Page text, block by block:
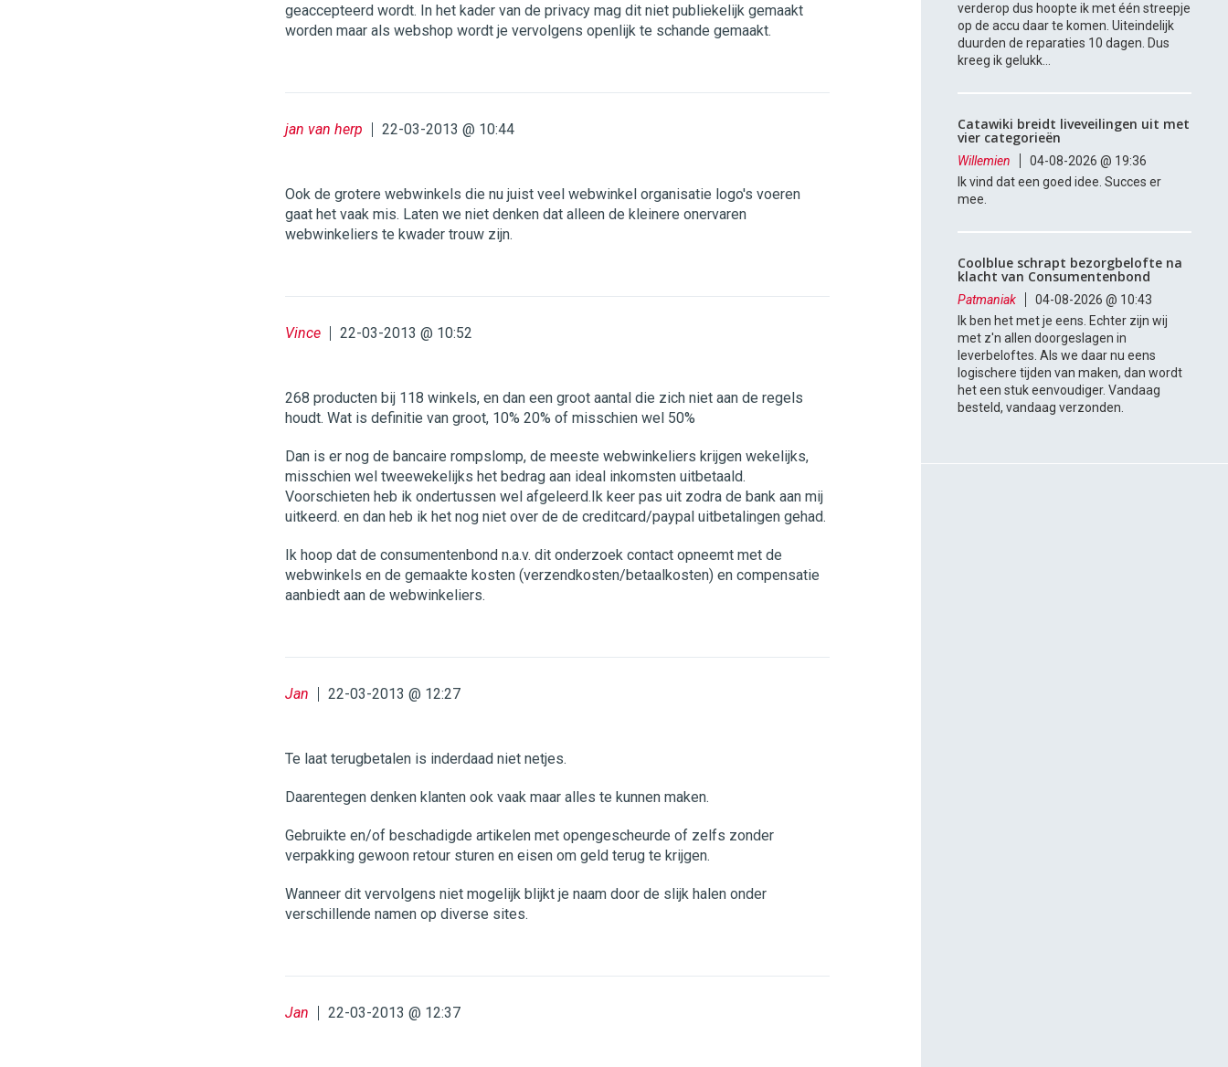
geaccepteerd wordt. In het kader van de privacy mag dit niet publiekelijk gemaakt
worden maar als webshop wordt je vervolgens openlijk te schande gemaakt.
jan van herp 22-03-2013 @ 10:44
Ook de grotere webwinkels die nu juist veel webwinkel organisatie logo's voeren
gaat het vaak mis. Laten we niet denken dat alleen de kleinere onervaren
webwinkeliers te kwader trouw zijn.
Vince 22-03-2013 @ 10:52
268 producten bij 118 winkels, en dan een groot aantal die zich niet aan de regels
houdt. Wat is definitie van groot, 10% 20% of misschien wel 50%
Dan is er nog de bancaire rompslomp, de meeste webwinkeliers krijgen wekelijks,
misschien wel tweewekelijks het bedrag aan ideal inkomsten uitbetaald.
Voorschieten heb ik ondertussen wel afgeleerd.Ik keer pas uit zodra de bank aan mij
uitkeerd. en dan heb ik het nog niet over de de creditcard/paypal uitbetalingen gehad.
Ik hoop dat de consumentenbond n.a.v. dit onderzoek contact opneemt met de
webwinkels en de gemaakte kosten (verzendkosten/betaalkosten) en compensatie
aanbiedt aan de webwinkeliers.
Jan 22-03-2013 @ 12:27
Te laat terugbetalen is inderdaad niet netjes.
Daarentegen denken klanten ook vaak maar alles te kunnen maken.
Gebruikte en/of beschadigde artikelen met opengescheurde of zelfs zonder
verpakking gewoon retour sturen en eisen om geld terug te krijgen.
Wanneer dit vervolgens niet mogelijk blijkt je naam door de slijk halen onder
verschillende namen op diverse sites.
Jan 22-03-2013 @ 12:37
verderop dus hoopte ik met één streepje
op de accu daar te komen. Uiteindelijk
duurden de reparaties 10 dagen. Dus
kreeg ik gelukk...
Catawiki breidt liveveilingen uit met
vier categorieën
Willemien
04-08-2026 @ 19:36
Ik vind dat een goed idee. Succes er
mee.
Coolblue schrapt bezorgbelofte na
klacht van Consumentenbond
Patmaniak
04-08-2026 @ 10:43
Ik ben het met je eens. Echter zijn wij
met z'n allen doorgeslagen in
leverbeloftes. Als we daar nu eens
logischere tijden van maken, dan wordt
het een stuk eenvoudiger. Vandaag
besteld, vandaag verzonden.